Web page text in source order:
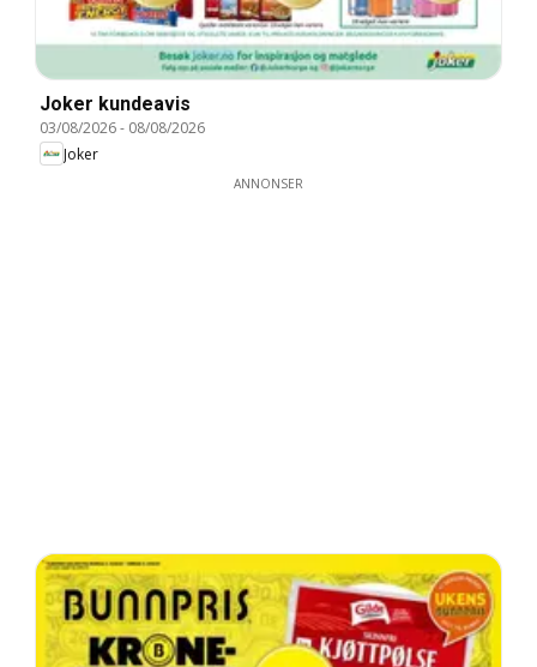
Joker kundeavis
03/08/2026- 08/08/2026
Joker
ANNONSER